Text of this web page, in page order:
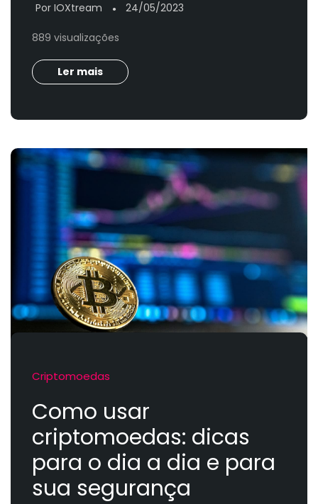
Por IOXtream ● 24/05/2023
889 visualizações
Ler mais
Criptomoedas
Como usar
criptomoedas: dicas
para o dia a dia e para
sua segurança